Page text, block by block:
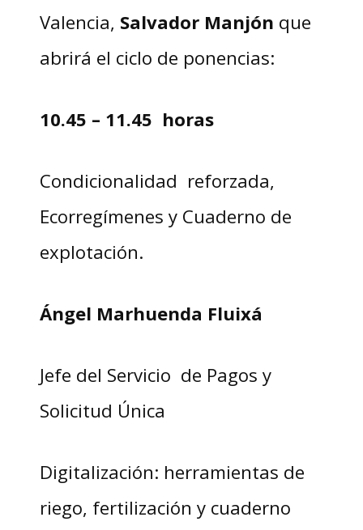
Valencia, Salvador Manjón que
abrirá el ciclo de ponencias:
10.45 – 11.45 horas
Condicionalidad reforzada,
Ecorregímenes y Cuaderno de
explotación.
Ángel Marhuenda Fluixá
Jefe del Servicio de Pagos y
Solicitud Única
Digitalización: herramientas de
riego, fertilización y cuaderno